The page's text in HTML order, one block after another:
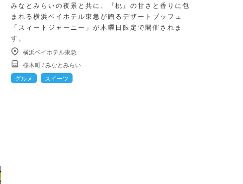
みなとみらいの夜景と共に、『桃』の甘さと香りに包
まれる横浜ベイホテル東急が贈るデザートブッフェ
「スィートジャーニー」が木曜日限定で開催されま
す。
横浜ベイホテル東急
桜木町/みなとみらい
グルメ
スイーツ